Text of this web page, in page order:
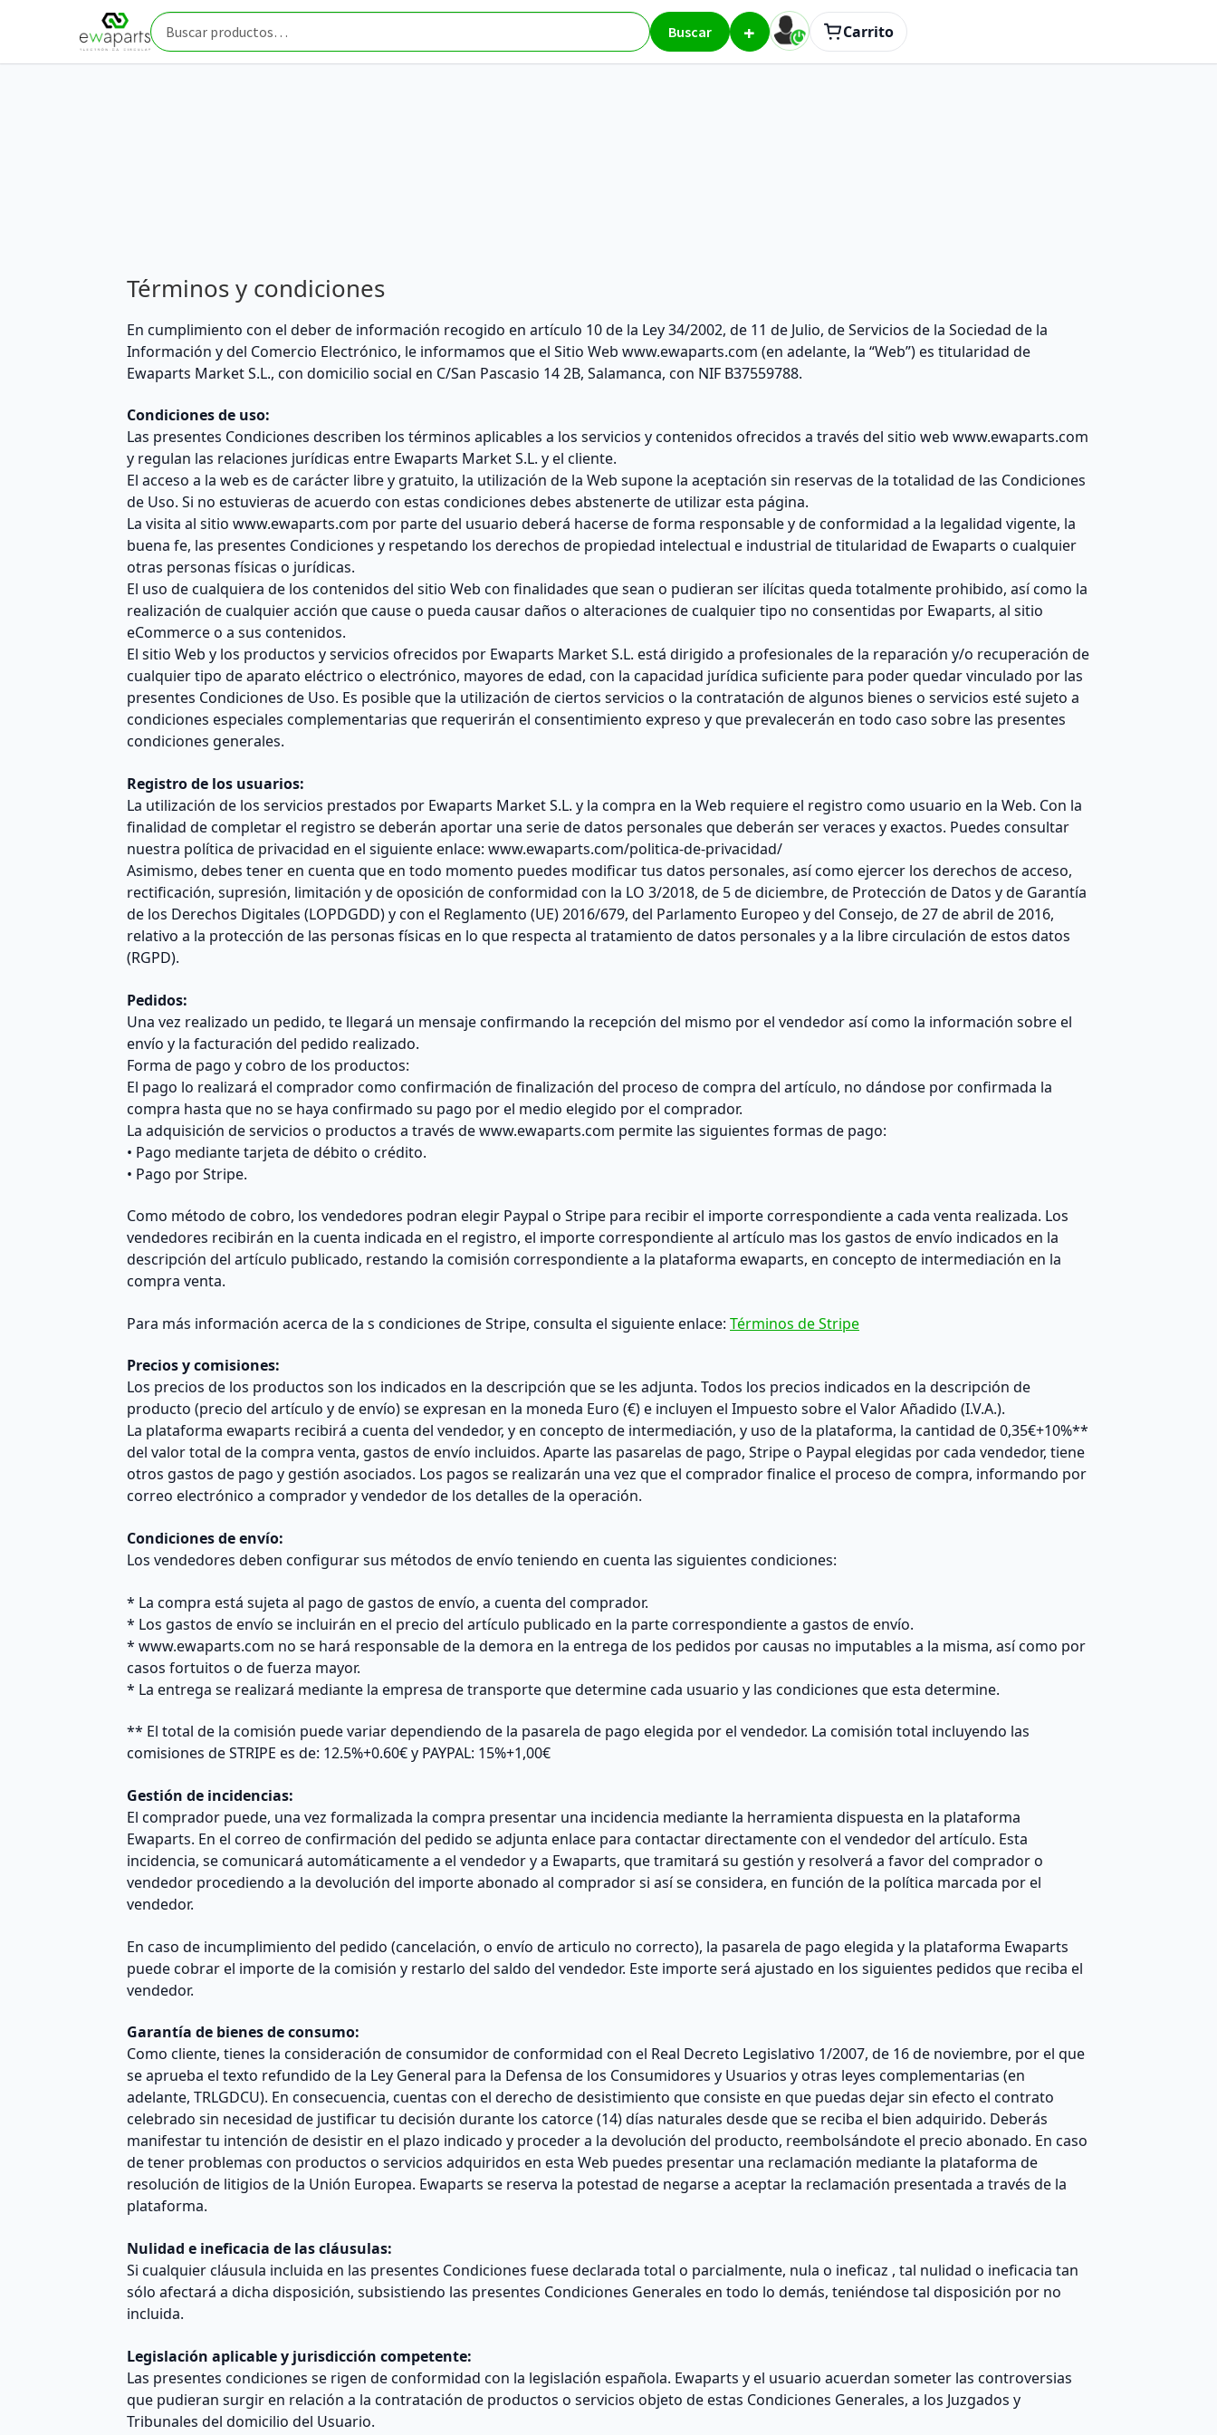
Buscar
por:
Buscar + Carrito
Inicio Términos y condiciones
Términos y condiciones
En cumplimiento con el deber de información recogido en artículo 10 de la Ley 34/2002, de 11 de Julio, de Servicios de la Sociedad de la
Información y del Comercio Electrónico, le informamos que el Sitio Web www.ewaparts.com (en adelante, la “Web”) es titularidad de
Ewaparts Market S.L., con domicilio social en C/San Pascasio 14 2B, Salamanca, con NIF B37559788.
Condiciones de uso:
Las presentes Condiciones describen los términos aplicables a los servicios y contenidos ofrecidos a través del sitio web www.ewaparts.com
y regulan las relaciones jurídicas entre Ewaparts Market S.L. y el cliente.
El acceso a la web es de carácter libre y gratuito, la utilización de la Web supone la aceptación sin reservas de la totalidad de las Condiciones
de Uso. Si no estuvieras de acuerdo con estas condiciones debes abstenerte de utilizar esta página.
La visita al sitio www.ewaparts.com por parte del usuario deberá hacerse de forma responsable y de conformidad a la legalidad vigente, la
buena fe, las presentes Condiciones y respetando los derechos de propiedad intelectual e industrial de titularidad de Ewaparts o cualquier
otras personas físicas o jurídicas.
El uso de cualquiera de los contenidos del sitio Web con finalidades que sean o pudieran ser ilícitas queda totalmente prohibido, así como la
realización de cualquier acción que cause o pueda causar daños o alteraciones de cualquier tipo no consentidas por Ewaparts, al sitio
eCommerce o a sus contenidos.
El sitio Web y los productos y servicios ofrecidos por Ewaparts Market S.L. está dirigido a profesionales de la reparación y/o recuperación de
cualquier tipo de aparato eléctrico o electrónico, mayores de edad, con la capacidad jurídica suficiente para poder quedar vinculado por las
presentes Condiciones de Uso. Es posible que la utilización de ciertos servicios o la contratación de algunos bienes o servicios esté sujeto a
condiciones especiales complementarias que requerirán el consentimiento expreso y que prevalecerán en todo caso sobre las presentes
condiciones generales.
Registro de los usuarios:
La utilización de los servicios prestados por Ewaparts Market S.L. y la compra en la Web requiere el registro como usuario en la Web. Con la
finalidad de completar el registro se deberán aportar una serie de datos personales que deberán ser veraces y exactos. Puedes consultar
nuestra política de privacidad en el siguiente enlace: www.ewaparts.com/politica-de-privacidad/
Asimismo, debes tener en cuenta que en todo momento puedes modificar tus datos personales, así como ejercer los derechos de acceso,
rectificación, supresión, limitación y de oposición de conformidad con la LO 3/2018, de 5 de diciembre, de Protección de Datos y de Garantía
de los Derechos Digitales (LOPDGDD) y con el Reglamento (UE) 2016/679, del Parlamento Europeo y del Consejo, de 27 de abril de 2016,
relativo a la protección de las personas físicas en lo que respecta al tratamiento de datos personales y a la libre circulación de estos datos
(RGPD).
Pedidos:
Una vez realizado un pedido, te llegará un mensaje confirmando la recepción del mismo por el vendedor así como la información sobre el
envío y la facturación del pedido realizado.
Forma de pago y cobro de los productos:
El pago lo realizará el comprador como confirmación de finalización del proceso de compra del artículo, no dándose por confirmada la
compra hasta que no se haya confirmado su pago por el medio elegido por el comprador.
La adquisición de servicios o productos a través de www.ewaparts.com permite las siguientes formas de pago:
• Pago mediante tarjeta de débito o crédito.
• Pago por Stripe.
Como método de cobro, los vendedores podran elegir Paypal o Stripe para recibir el importe correspondiente a cada venta realizada. Los
vendedores recibirán en la cuenta indicada en el registro, el importe correspondiente al artículo mas los gastos de envío indicados en la
descripción del artículo publicado, restando la comisión correspondiente a la plataforma ewaparts, en concepto de intermediación en la
compra venta.
Para más información acerca de la s condiciones de Stripe, consulta el siguiente enlace:Términos de Stripe
Precios y comisiones:
Los precios de los productos son los indicados en la descripción que se les adjunta. Todos los precios indicados en la descripción de
producto (precio del artículo y de envío) se expresan en la moneda Euro (€) e incluyen el Impuesto sobre el Valor Añadido (I.V.A.).
La plataforma ewaparts recibirá a cuenta del vendedor, y en concepto de intermediación, y uso de la plataforma, la cantidad de 0,35€+10%**
del valor total de la compra venta, gastos de envío incluidos. Aparte las pasarelas de pago, Stripe o Paypal elegidas por cada vendedor, tiene
otros gastos de pago y gestión asociados. Los pagos se realizarán una vez que el comprador finalice el proceso de compra, informando por
correo electrónico a comprador y vendedor de los detalles de la operación.
Condiciones de envío:
Los vendedores deben configurar sus métodos de envío teniendo en cuenta las siguientes condiciones:
* La compra está sujeta al pago de gastos de envío, a cuenta del comprador.
* Los gastos de envío se incluirán en el precio del artículo publicado en la parte correspondiente a gastos de envío.
* www.ewaparts.com no se hará responsable de la demora en la entrega de los pedidos por causas no imputables a la misma, así como por
casos fortuitos o de fuerza mayor.
* La entrega se realizará mediante la empresa de transporte que determine cada usuario y las condiciones que esta determine.
** El total de la comisión puede variar dependiendo de la pasarela de pago elegida por el vendedor. La comisión total incluyendo las
comisiones de STRIPE es de: 12.5%+0.60€ y PAYPAL: 15%+1,00€
Gestión de incidencias:
El comprador puede, una vez formalizada la compra presentar una incidencia mediante la herramienta dispuesta en la plataforma
Ewaparts. En el correo de confirmación del pedido se adjunta enlace para contactar directamente con el vendedor del artículo. Esta
incidencia, se comunicará automáticamente a el vendedor y a Ewaparts, que tramitará su gestión y resolverá a favor del comprador o
vendedor procediendo a la devolución del importe abonado al comprador si así se considera, en función de la política marcada por el
vendedor.
En caso de incumplimiento del pedido (cancelación, o envío de articulo no correcto), la pasarela de pago elegida y la plataforma Ewaparts
puede cobrar el importe de la comisión y restarlo del saldo del vendedor. Este importe será ajustado en los siguientes pedidos que reciba el
vendedor.
Garantía de bienes de consumo:
Como cliente, tienes la consideración de consumidor de conformidad con el Real Decreto Legislativo 1/2007, de 16 de noviembre, por el que
se aprueba el texto refundido de la Ley General para la Defensa de los Consumidores y Usuarios y otras leyes complementarias (en
adelante, TRLGDCU). En consecuencia, cuentas con el derecho de desistimiento que consiste en que puedas dejar sin efecto el contrato
celebrado sin necesidad de justificar tu decisión durante los catorce (14) días naturales desde que se reciba el bien adquirido. Deberás
manifestar tu intención de desistir en el plazo indicado y proceder a la devolución del producto, reembolsándote el precio abonado. En caso
de tener problemas con productos o servicios adquiridos en esta Web puedes presentar una reclamación mediante la plataforma de
resolución de litigios de la Unión Europea. Ewaparts se reserva la potestad de negarse a aceptar la reclamación presentada a través de la
plataforma.
Nulidad e ineficacia de las cláusulas:
Si cualquier cláusula incluida en las presentes Condiciones fuese declarada total o parcialmente, nula o ineficaz , tal nulidad o ineficacia tan
sólo afectará a dicha disposición, subsistiendo las presentes Condiciones Generales en todo lo demás, teniéndose tal disposición por no
incluida.
Legislación aplicable y jurisdicción competente:
Las presentes condiciones se rigen de conformidad con la legislación española. Ewaparts y el usuario acuerdan someter las controversias
que pudieran surgir en relación a la contratación de productos o servicios objeto de estas Condiciones Generales, a los Juzgados y
Tribunales del domicilio del Usuario.